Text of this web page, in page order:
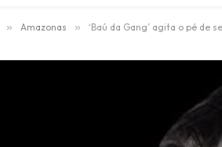
» Amazonas » ‘Baú da Gang’ agita o pé de